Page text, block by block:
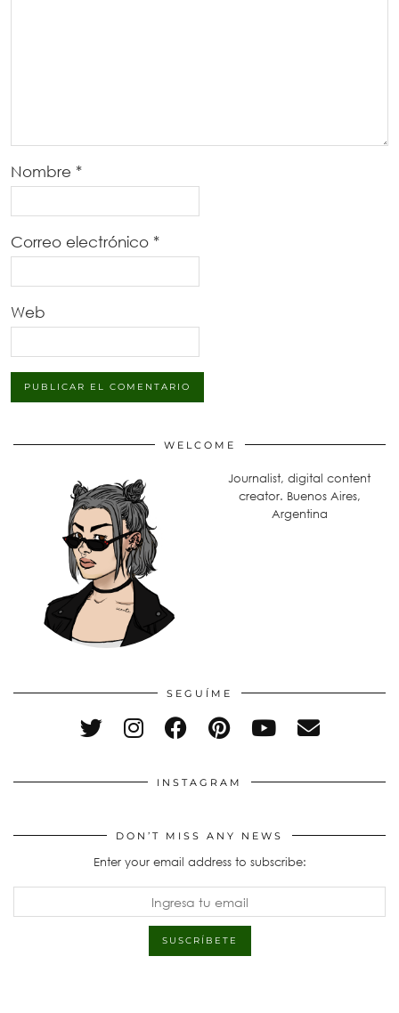
Nombre *
Correo electrónico *
Web
WELCOME
Journalist, digital content
creator. Buenos Aires,
Argentina
SEGUÍME
INSTAGRAM
DON’T MISS ANY NEWS
Enter your email address to subscribe: